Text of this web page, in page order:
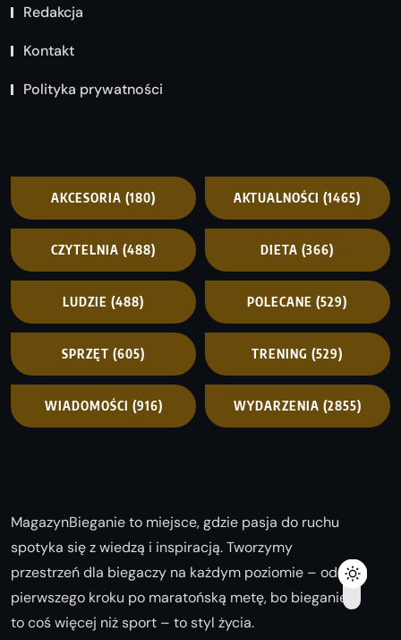
Redakcja
Kontakt
Polityka prywatności
AKCESORIA (180) AKTUALNOŚCI (1465)
CZYTELNIA (488) DIETA (366)
LUDZIE (488) POLECANE (529)
SPRZĘT (605) TRENING (529)
WIADOMOŚCI (916) WYDARZENIA (2855)
MagazynBieganie to miejsce, gdzie pasja do ruchu
spotyka się z wiedzą i inspiracją. Tworzymy
przestrzeń dla biegaczy na każdym poziomie – od
pierwszego kroku po maratońską metę, bo bieganie
to coś więcej niż sport – to styl życia.